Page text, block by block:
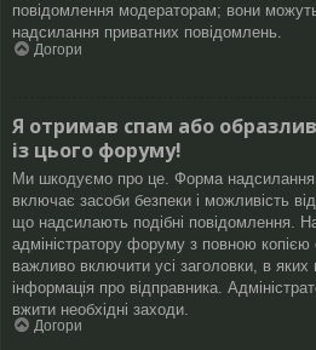
повідомлення модераторам; вони
надсилання приватних повідомлень.
Догори
Я отримав спам або
із цього форуму!
Ми шкодуємо про це. Форма
включає засоби безпеки і можливість
що надсилають подібні повідомлення.
адміністратору форуму з повною
важливо включити усі заголовки, в яких
інформація про відправника.
вжити необхідні заходи.
Догори